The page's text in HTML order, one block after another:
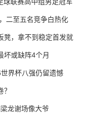
二至五名竞争白热化
凳，拿不到稳定首发就
坏或缺阵4个月
界杯八强仍留遗憾
龙谢场像大爷